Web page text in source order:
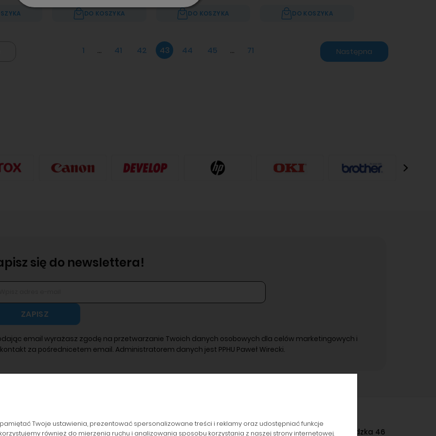
DO KOSZYKA DO KOSZYKA DO KOSZYKA
1 ... 41 42 43 44 45 ... 71 Następna
się do newslettera!
ZAPISZ
email wyrażasz zgodę na przetwarzanie Twoich danych osobowych dla celów marketingowych i
za pośrednicetem email. Administratorem danych jest PPHU Paweł Wirecki.
Gromadzka 46
Twoje ustawienia, prezentować spersonalizowane treści i reklamy oraz udostępniać funkcje
również do mierzenia ruchu i analizowania sposobu korzystania z naszej strony internetowej.